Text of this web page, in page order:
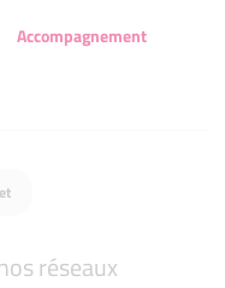
Accompagnement
réseaux